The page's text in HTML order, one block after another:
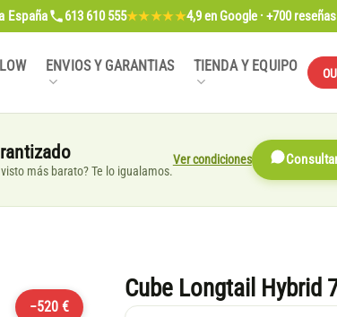
España 613 610 555★★★★★4,9en Google · +700 reseñas
ENVIOS Y GARANTIAS TIENDA Y EQUIPO
más barato? Te lo igualamos.
Ver condiciones
−520 €
Cube Longtail Hybrid